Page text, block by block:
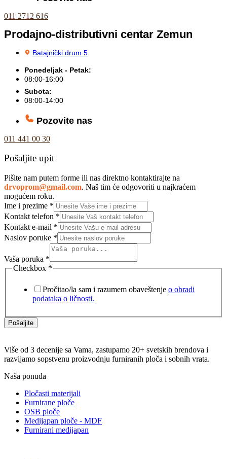
011 2712 616
Prodajno-distributivni centar Zemun
Batajnički drum 5
Ponedeljak - Petak:
08:00-16:00
Subota:
08:00-14:00
Pozovite nas
011 441 00 30
Pošaljite upit
Pišite nam putem forme ili nas direktno kontaktirajte na
drvoprom@gmail.com. Naš tim će odgovoriti u najkraćem
mogućem roku.
Ime i prezime *
Kontakt telefon *
Kontakt e-mail *
Naslov poruke *
Vaša poruka *
Checkbox *
Pročitao/la sam i razumem obaveštenje o obradi
podataka o ličnosti.
Pošaljite
Više od 3 decenije sa Vama, zastupamo 20+ svetskih brendova i
razvijamo sopstvenu proizvodnju furniranih ploča i sobnih vrata.
Naša ponuda
Pločasti materijali
Furnirane ploče
OSB ploče
Medijapan ploče - MDF
Furnirani medijapan